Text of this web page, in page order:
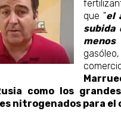
que "el
subida
menos
como los
nitrogenados para el